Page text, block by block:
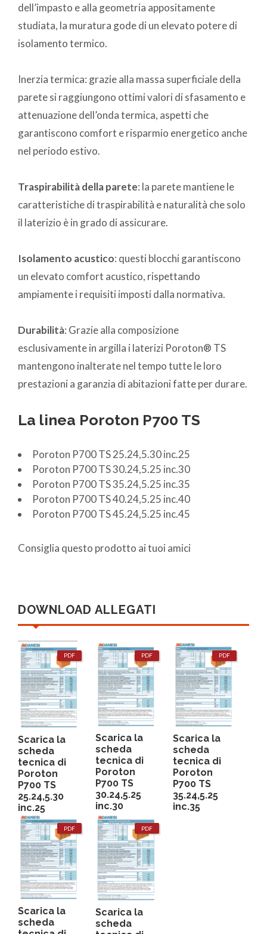
dell’impasto e alla geometria appositamente
studiata, la muratura gode di un elevato potere di
isolamento termico.
Inerzia termica: grazie alla massa superficiale della
parete si raggiungono ottimi valori di sfasamento e
attenuazione dell’onda termica, aspetti che
garantiscono comfort e risparmio energetico anche
nel periodo estivo.
Traspirabilità della parete: la parete mantiene le
caratteristiche di traspirabilità e naturalità che solo
il laterizio è in grado di assicurare.
Isolamento acustico: questi blocchi garantiscono
un elevato comfort acustico, rispettando
ampiamente i requisiti imposti dalla normativa.
Durabilità: Grazie alla composizione
esclusivamente in argilla i laterizi Poroton® TS
mantengono inalterate nel tempo tutte le loro
prestazioni a garanzia di abitazioni fatte per durare.
La linea Poroton P700 TS
Poroton P700 TS 25.24,5.30 inc.25
Poroton P700 TS 30.24,5.25 inc.30
Poroton P700 TS 35.24,5.25 inc.35
Poroton P700 TS 40.24,5.25 inc.40
Poroton P700 TS 45.24,5.25 inc.45
Consiglia questo prodotto ai tuoi amici
DOWNLOAD ALLEGATI
PDF
Scarica la
scheda
tecnica di
Poroton
P700 TS
25.24,5.30
inc.25
PDF
Scarica la
scheda
tecnica di
Poroton
P700 TS
30.24,5.25
inc.30
PDF
Scarica la
scheda
tecnica di
Poroton
P700 TS
35.24,5.25
inc.35
PDF
Scarica la
scheda
PDF
Scarica la
scheda